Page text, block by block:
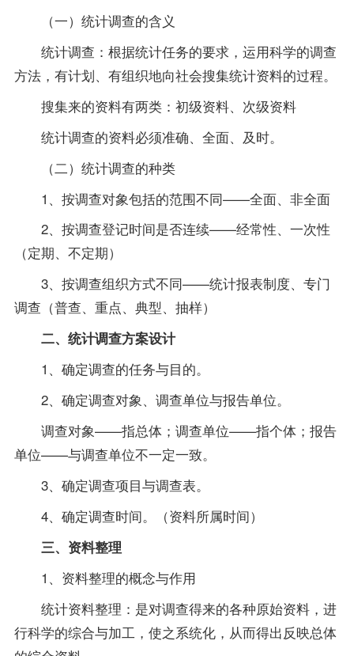
（一）统计调查的含义
统计调查：根据统计任务的要求，运用科学的调查
方法，有计划、有组织地向社会搜集统计资料的过程。
搜集来的资料有两类：初级资料、次级资料
统计调查的资料必须准确、全面、及时。
（二）统计调查的种类
1、按调查对象包括的范围不同——全面、非全面
2、按调查登记时间是否连续——经常性、一次性
（定期、不定期）
3、按调查组织方式不同——统计报表制度、专门
调查（普查、重点、典型、抽样）
二、统计调查方案设计
1、确定调查的任务与目的。
2、确定调查对象、调查单位与报告单位。
调查对象——指总体；调查单位——指个体；报告
单位——与调查单位不一定一致。
3、确定调查项目与调查表。
4、确定调查时间。（资料所属时间）
三、资料整理
1、资料整理的概念与作用
统计资料整理：是对调查得来的各种原始资料，进
行科学的综合与加工，使之系统化，从而得出反映总体